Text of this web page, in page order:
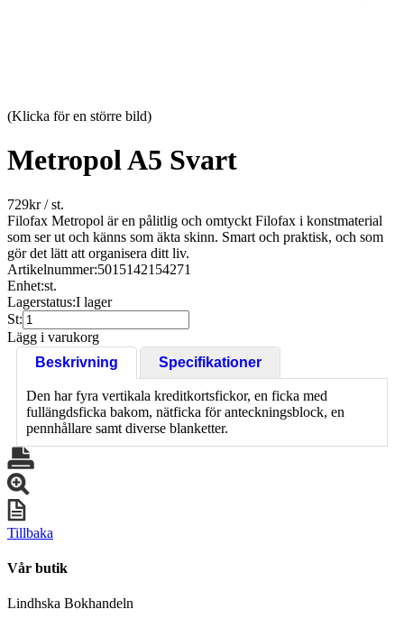
(Klicka för en större bild)
Metropol A5 Svart
729kr/ st.
Filofax Metropol är en pålitlig och omtyckt Filofax i konstmaterial
som ser ut och känns som äkta skinn. Smart och praktisk, och som
gör det lätt att organisera ditt liv.
Artikelnummer:5015142154271
Enhet:st.
Lagerstatus:I lager
St:
Lägg i varukorg
Beskrivning
Specifikationer
Den har fyra vertikala kreditkortsfickor, en ficka med
fullängdsficka bakom, nätficka för anteckningsblock, en
pennhållare samt diverse blanketter.
Tillbaka
Vår butik
Lindhska Bokhandeln